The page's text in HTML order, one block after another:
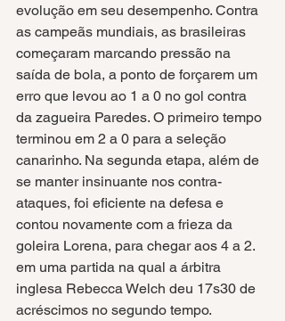
evolução em seu desempenho. Contra
as campeãs mundiais, as brasileiras
começaram marcando pressão na
saída de bola, a ponto de forçarem um
erro que levou ao 1 a 0 no gol contra
da zagueira Paredes. O primeiro tempo
terminou em 2 a 0 para a seleção
canarinho. Na segunda etapa, além de
se manter insinuante nos contra-
ataques, foi eficiente na defesa e
contou novamente com a frieza da
goleira Lorena, para chegar aos 4 a 2.
em uma partida na qual a árbitra
inglesa Rebecca Welch deu 17s30 de
acréscimos no segundo tempo.